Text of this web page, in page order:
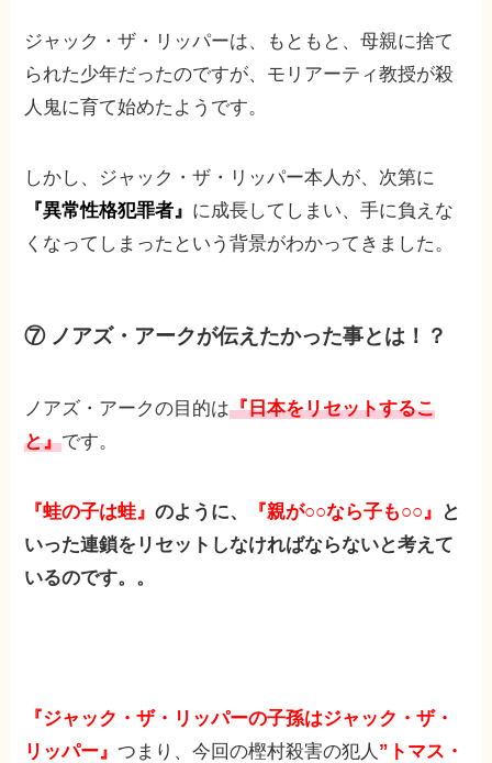
ジャック・ザ・リッパーは、もともと、母親に捨て
られた少年だったのですが、モリアーティ教授が殺
人鬼に育て始めたようです。
しかし、ジャック・ザ・リッパー本人が、次第に
『異常性格犯罪者』 に成長してしまい、手に負えな
くなってしまったという背景がわかってきました。
⑦ ノアズ・アークが伝えたかった事とは！？
ノアズ・アークの目的は『日本をリセットするこ
と』です。
『蛙の子は蛙』のように、 『親が○○なら子も○○』
と
いった連鎖をリセットしなければならないと考えて
いるのです。。
『ジャック・ザ・リッパーの子孫はジャック・ザ・
リッパー』つまり、今回の樫村殺害の犯人 ”トマス・